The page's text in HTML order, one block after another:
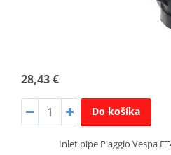
28,43 €
Do košíka
Inlet pipe Piaggio Vespa